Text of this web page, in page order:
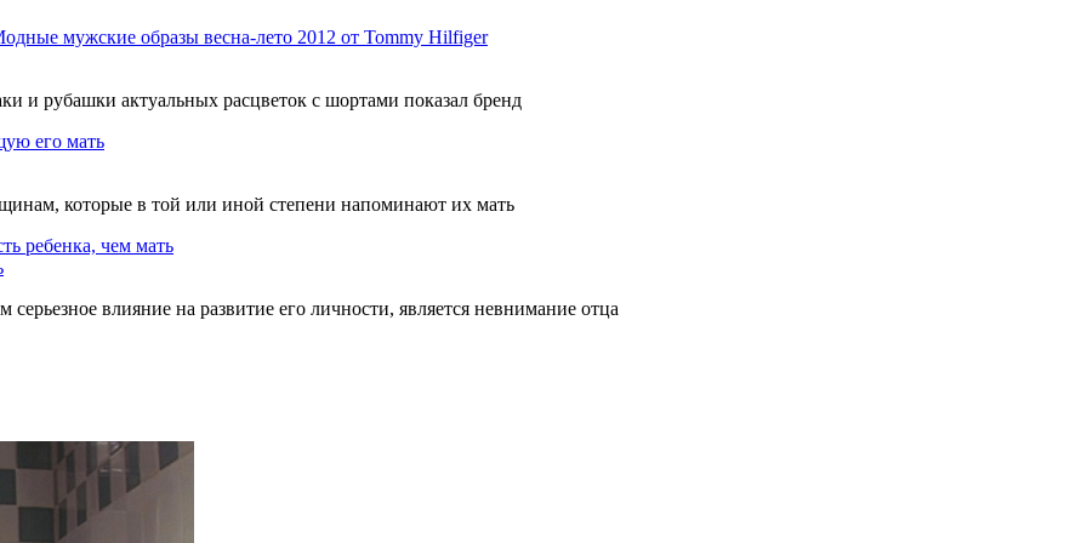
мужские образы весна-лето 2012 от Tommy Hilfiger
и рубашки актуальных расцветок с шортами показал бренд
его мать
которые в той или иной степени напоминают их мать
ребенка, чем мать
влияние на развитие его личности, является невнимание отца